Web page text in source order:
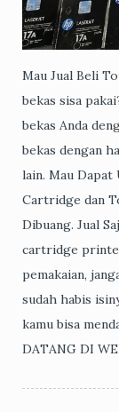
Mau Jual Beli
bekas sisa
bekas Anda
bekas dengan
lain. Mau Dapat
Cartridge dan
Dibuang. Jual
cartridge
pemakaian,
sudah habis
kamu bisa
DATANG DI